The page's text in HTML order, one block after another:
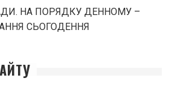
НА ПОРЯДКУ ДЕННОМУ –
СЬОГОДЕННЯ